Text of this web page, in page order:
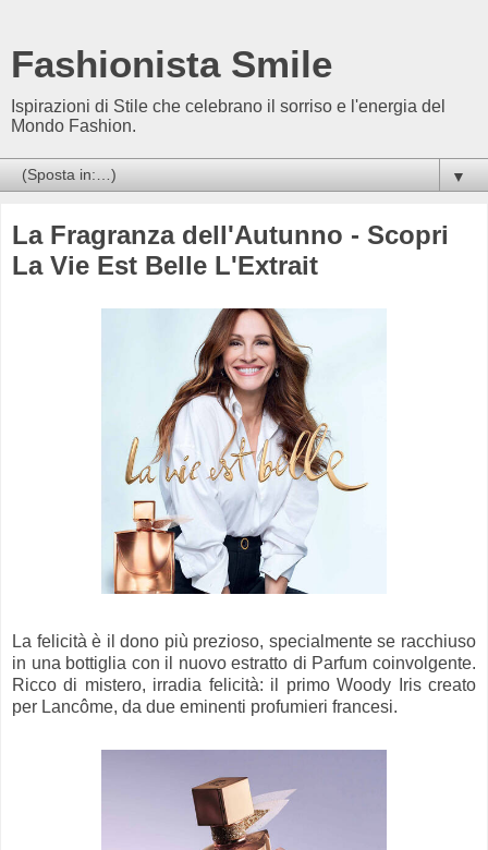
Fashionista Smile
Ispirazioni di Stile che celebrano il sorriso e l'energia del
Mondo Fashion.
▼
La Fragranza dell'Autunno - Scopri
La Vie Est Belle L'Extrait
La felicità è il dono più prezioso, specialmente se racchiuso
in una bottiglia con il nuovo estratto di Parfum coinvolgente.
Ricco di mistero, irradia felicità: il primo Woody Iris creato
per Lancôme, da due eminenti profumieri francesi.